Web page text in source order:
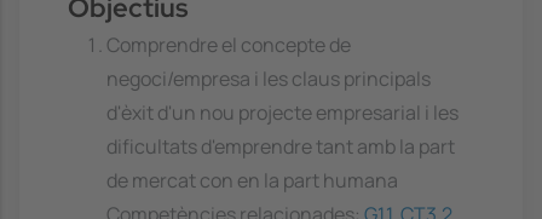
Comprendre el concepte de
negoci/empresa i les claus principals
d'èxit d'un nou projecte empresarial i les
dificultats d'emprendre tant amb la part
de mercat con en la part humana